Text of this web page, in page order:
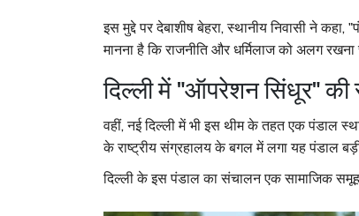
इस मुद्दे परदेबाशीष बेहरा,स्थानीय निवासीने कहा,
मानना है कि राजनीति और धर्मिलाज को अलग
दिल्ली में "ऑपरेशन सिंधूर"
वहीं, नई दिल्ली में भी इस थीम के तहत एक पंडाल
के राष्ट्रीय संग्रहालय के बगल में लगा यह पंडाल
दिल्ली के इस पंडाल का संचालन एक सामाजिक समूह